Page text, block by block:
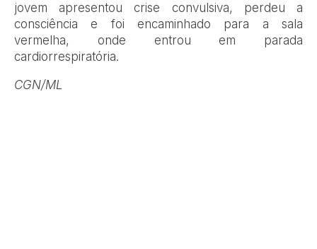
jovem apresentou crise convulsiva, perdeu a
consciência e foi encaminhado para a sala
vermelha, onde entrou em parada
cardiorrespiratória.
CGN/ML